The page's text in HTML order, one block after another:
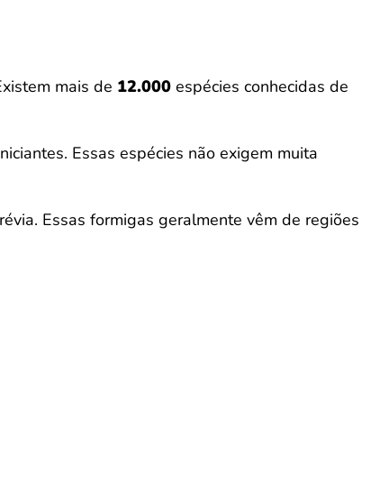
mais de 12.000 espécies conhecidas de
Essas espécies não exigem muita
Essas formigas geralmente vêm de regiões